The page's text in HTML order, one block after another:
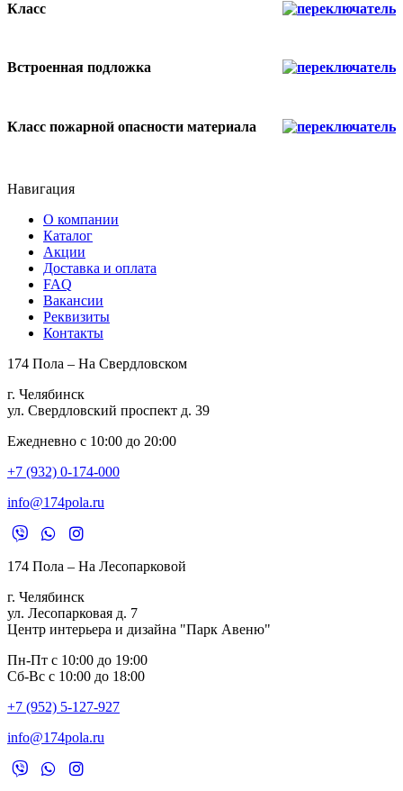
Класс
Встроенная подложка
Класс пожарной опасности материала
Навигация
О компании
Каталог
Акции
Доставка и оплата
FAQ
Вакансии
Реквизиты
Контакты
174 Пола – На Свердловском
г. Челябинск
ул. Свердловский проспект д. 39
Ежедневно с 10:00 до 20:00
+7 (932) 0-174-000
info@174pola.ru
174 Пола – На Лесопарковой
г. Челябинск
ул. Лесопарковая д. 7
Центр интерьера и дизайна "Парк Авеню"
Пн-Пт с 10:00 до 19:00
Сб-Вс с 10:00 до 18:00
+7 (952) 5-127-927
info@174pola.ru